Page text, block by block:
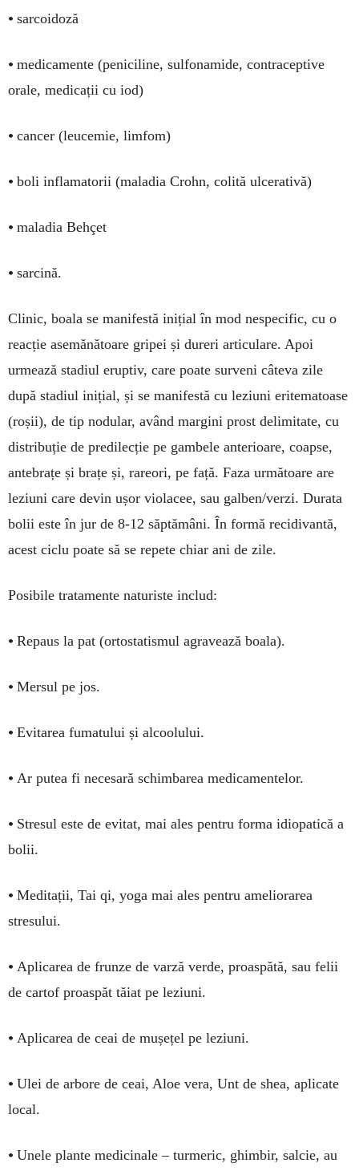
• sarcoidoză
• medicamente (peniciline, sulfonamide, contraceptive
orale, medicații cu iod)
• cancer (leucemie, limfom)
• boli inflamatorii (maladia Crohn, colită ulcerativă)
• maladia Behçet
• sarcină.
Clinic, boala se manifestă inițial în mod nespecific, cu o
reacție asemănătoare gripei și dureri articulare. Apoi
urmează stadiul eruptiv, care poate surveni câteva zile
după stadiul inițial, și se manifestă cu leziuni eritematoase
(roșii), de tip nodular, având margini prost delimitate, cu
distribuție de predilecție pe gambele anterioare, coapse,
antebrațe și brațe și, rareori, pe față. Faza următoare are
leziuni care devin ușor violacee, sau galben/verzi. Durata
bolii este în jur de 8-12 săptămâni. În formă recidivantă,
acest ciclu poate să se repete chiar ani de zile.
Posibile tratamente naturiste includ:
• Repaus la pat (ortostatismul agravează boala).
• Mersul pe jos.
• Evitarea fumatului și alcoolului.
• Ar putea fi necesară schimbarea medicamentelor.
• Stresul este de evitat, mai ales pentru forma idiopatică a
bolii.
• Meditații, Tai qi, yoga mai ales pentru ameliorarea
stresului.
• Aplicarea de frunze de varză verde, proaspătă, sau felii
de cartof proaspăt tăiat pe leziuni.
• Aplicarea de ceai de mușețel pe leziuni.
• Ulei de arbore de ceai, Aloe vera, Unt de shea, aplicate
local.
• Unele plante medicinale – turmeric, ghimbir, salcie, au